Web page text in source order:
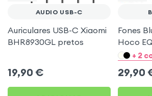
AUDIO USB-C
Auriculares USB-C Xiaomi
BHR8930GL pretos
19,90 €
Fones
Hoco
touch e
+ 2
29,90